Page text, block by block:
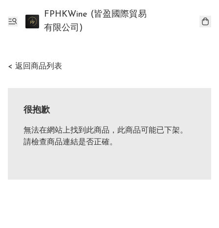
FPHKWine (皆盈國際貿易
有限公司)
< 返回商品列表
很抱歉
無法在網站上找到此商品，此商品可能已下架。
請檢查商品連結是否正確。